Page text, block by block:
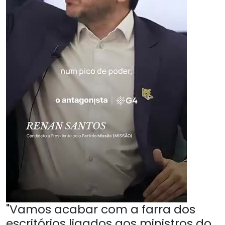
"Vamos acabar com a farra dos